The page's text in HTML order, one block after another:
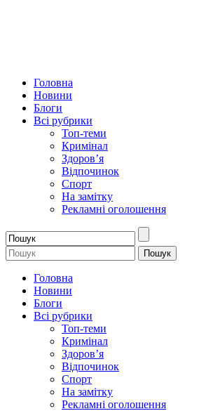
Головна
Новини
Блоги
Всі рубрики
Топ-теми
Кримінал
Здоров’я
Відпочинок
Спорт
На замітку
Рекламні оголошення
Головна
Новини
Блоги
Всі рубрики
Топ-теми
Кримінал
Здоров’я
Відпочинок
Спорт
На замітку
Рекламні оголошення